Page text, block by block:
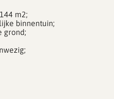
m2;
binnentuin;
grond;